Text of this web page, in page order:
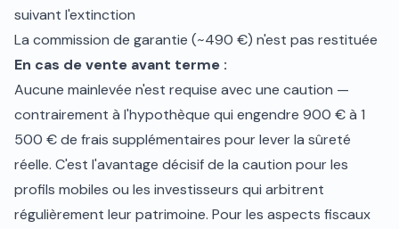
suivant l'extinction
La commission de garantie (~490 €) n'est pas restituée
En cas de vente avant terme :
Aucune mainlevée n'est requise avec une caution —
contrairement à l'hypothèque qui engendre 900 € à 1
500 € de frais supplémentaires pour lever la sûreté
réelle. C'est l'avantage décisif de la caution pour les
profils mobiles ou les investisseurs qui arbitrent
régulièrement leur patrimoine. Pour les aspects fiscaux